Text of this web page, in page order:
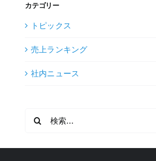
カテゴリー
トピックス
売上ランキング
社内ニュース